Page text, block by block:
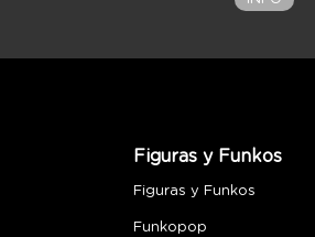
Figuras y Funkos
Figuras y Funkos
Funkopop